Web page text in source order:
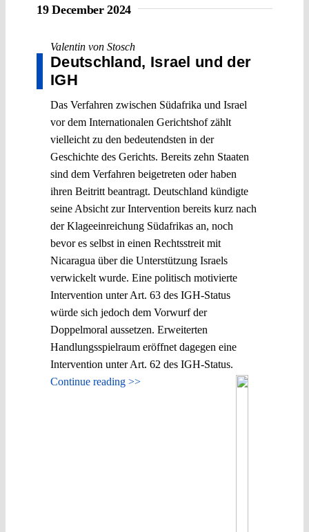
19 December 2024
Valentin von Stosch
Deutschland, Israel und der
IGH
Das Verfahren zwischen Südafrika und Israel
vor dem Internationalen Gerichtshof zählt
vielleicht zu den bedeutendsten in der
Geschichte des Gerichts. Bereits zehn Staaten
sind dem Verfahren beigetreten oder haben
ihren Beitritt beantragt. Deutschland kündigte
seine Absicht zur Intervention bereits kurz nach
der Klageeinreichung Südafrikas an, noch
bevor es selbst in einen Rechtsstreit mit
Nicaragua über die Unterstützung Israels
verwickelt wurde. Eine politisch motivierte
Intervention unter Art. 63 des IGH-Status
würde sich jedoch dem Vorwurf der
Doppelmoral aussetzen. Erweiterten
Handlungsspielraum eröffnet dagegen eine
Intervention unter Art. 62 des IGH-Status.
Continue reading >>